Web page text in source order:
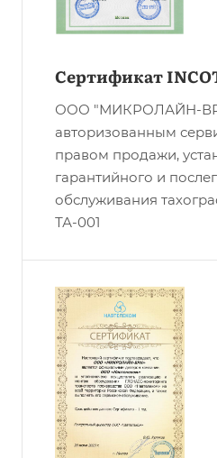
Сертификат
ООО "МИКРОЛАЙН-
авторизованным
правом продажи,
гарантийного и
обслуживания
ТА-001